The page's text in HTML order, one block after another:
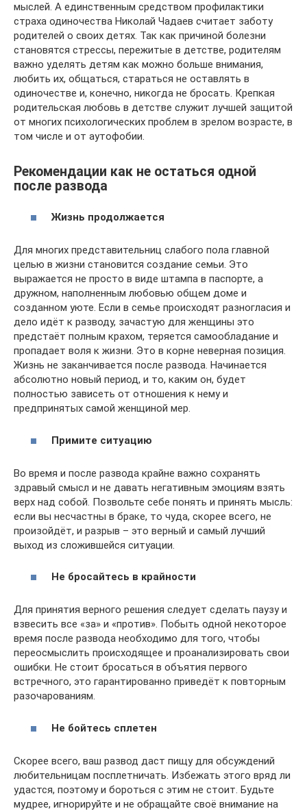
мыслей. А единственным средством профилактики
страха одиночества Николай Чадаев считает заботу
родителей о своих детях. Так как причиной болезни
становятся стрессы, пережитые в детстве, родителям
важно уделять детям как можно больше внимания,
любить их, общаться, стараться не оставлять в
одиночестве и, конечно, никогда не бросать. Крепкая
родительская любовь в детстве служит лучшей защитой
от многих психологических проблем в зрелом возрасте, в
том числе и от аутофобии.
Рекомендации как не остаться одной
после развода
Жизнь продолжается
Для многих представительниц слабого пола главной
целью в жизни становится создание семьи. Это
выражается не просто в виде штампа в паспорте, а
дружном, наполненным любовью общем доме и
созданном уюте. Если в семье происходят разногласия и
дело идёт к разводу, зачастую для женщины это
предстаёт полным крахом, теряется самообладание и
пропадает воля к жизни. Это в корне неверная позиция.
Жизнь не заканчивается после развода. Начинается
абсолютно новый период, и то, каким он, будет
полностью зависеть от отношения к нему и
предпринятых самой женщиной мер.
Примите ситуацию
Во время и после развода крайне важно сохранять
здравый смысл и не давать негативным эмоциям взять
верх над собой. Позвольте себе понять и принять мысль:
если вы несчастны в браке, то чуда, скорее всего, не
произойдёт, и разрыв – это верный и самый лучший
выход из сложившейся ситуации.
Не бросайтесь в крайности
Для принятия верного решения следует сделать паузу и
взвесить все «за» и «против». Побыть одной некоторое
время после развода необходимо для того, чтобы
переосмыслить происходящее и проанализировать свои
ошибки. Не стоит бросаться в объятия первого
встречного, это гарантированно приведёт к повторным
разочарованиям.
Не бойтесь сплетен
Скорее всего, ваш развод даст пищу для обсуждений
любительницам посплетничать. Избежать этого вряд ли
удастся, поэтому и бороться с этим не стоит. Будьте
мудрее, игнорируйте и не обращайте своё внимание на